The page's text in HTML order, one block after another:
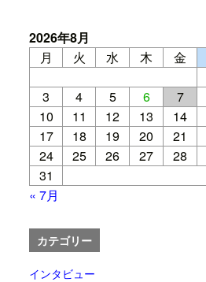
2026年8月
月
火 水 木 金
3
4 5 6 7
10
11 12 13 14
17
18 19 20 21
24
25 26 27 28
31
« 7月
カテゴリー
インタビュー